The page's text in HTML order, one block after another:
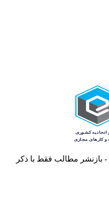
Joorchin Digital Marketing Agency - بازنشر مطالب فقط با ذکر